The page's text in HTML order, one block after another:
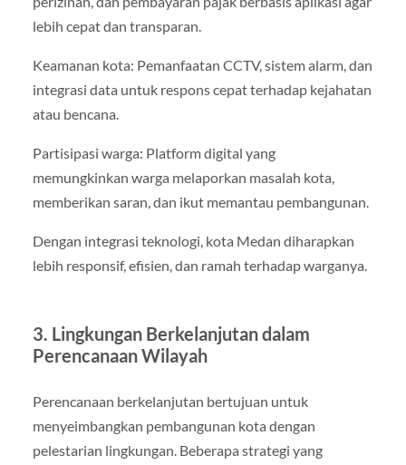
lebih cepat dan transparan.
Keamanan kota: Pemanfaatan CCTV, sistem alarm, dan
integrasi data untuk respons cepat terhadap kejahatan
atau bencana.
Partisipasi warga: Platform digital yang
memungkinkan warga melaporkan masalah kota,
memberikan saran, dan ikut memantau pembangunan.
Dengan integrasi teknologi, kota Medan diharapkan
lebih responsif, efisien, dan ramah terhadap warganya.
3. Lingkungan Berkelanjutan dalam
Perencanaan Wilayah
Perencanaan berkelanjutan bertujuan untuk
menyeimbangkan pembangunan kota dengan
pelestarian lingkungan. Beberapa strategi yang